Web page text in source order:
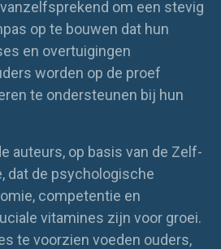
om een stevig
op te bouwen dat hun
en overtuigingen
worden op de proef
te ondersteunen bij hun
auteurs, op basis van de Zelf-
dat de psychologische
competentie en
vitamines zijn voor groei.
te voorzien voeden ouders,